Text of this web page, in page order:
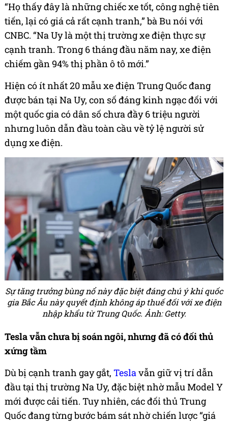
“Họ thấy đây là những chiếc xe tốt, công nghệ tiên
tiến, lại có giá cả rất cạnh tranh,” bà Bu nói với
CNBC. “Na Uy là một thị trường xe điện thực sự
cạnh tranh. Trong 6 tháng đầu năm nay, xe điện
chiếm gần 94% thị phần ô tô mới.”
Hiện có ít nhất 20 mẫu xe điện Trung Quốc đang
được bán tại Na Uy, con số đáng kinh ngạc đối với
một quốc gia có dân số chưa đầy 6 triệu người
nhưng luôn dẫn đầu toàn cầu về tỷ lệ người sử
dụng xe điện.
Sự tăng trưởng bùng nổ này đặc biệt đáng chú ý khi quốc
gia Bắc Âu này quyết định không áp thuế đối với xe điện
nhập khẩu từ Trung Quốc. Ảnh: Getty.
Tesla vẫn chưa bị soán ngôi, nhưng đã có đối thủ
xứng tầm
Dù bị cạnh tranh gay gắt, Teslavẫn giữ vị trí dẫn
đầu tại thị trường Na Uy, đặc biệt nhờ mẫu Model Y
mới được cải tiến. Tuy nhiên, các đối thủ Trung
Quốc đang từng bước bám sát nhờ chiến lược “giá